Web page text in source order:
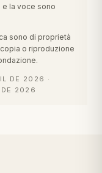
la voce sono
sono di proprietà
o riproduzione
DE 2026 ·
2026